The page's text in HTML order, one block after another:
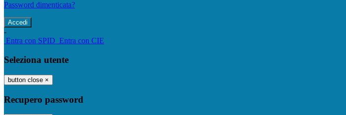
Password dimenticata?
-
Entra con SPID Entra con CIE
Seleziona utente
button close ×
Recupero password